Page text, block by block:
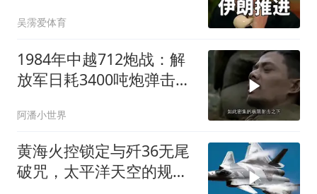
吴霶爱体育
1984年中越712炮战：解
放军日耗3400吨炮弹击溃
阿潘小世界
黄海火控锁定与歼36无尾
破咒，太平洋天空的规矩